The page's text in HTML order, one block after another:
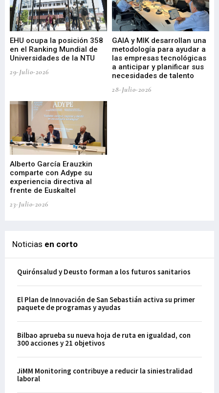
EHU ocupa la posición 358
en el Ranking Mundial de
Universidades de la NTU
29-Julio-2026
GAIA y MIK desarrollan una
metodología para ayudar a
las empresas tecnológicas
a anticipar y planificar sus
necesidades de talento
28-Julio-2026
Alberto García Erauzkin
comparte con Adype su
experiencia directiva al
frente de Euskaltel
23-Julio-2026
Noticias en corto
Quirónsalud y Deusto forman a los futuros sanitarios
El Plan de Innovación de San Sebastián activa su primer
paquete de programas y ayudas
Bilbao aprueba su nueva hoja de ruta en igualdad, con
300 acciones y 21 objetivos
JiMM Monitoring contribuye a reducir la siniestralidad
laboral